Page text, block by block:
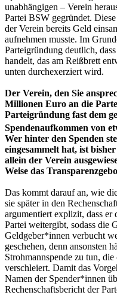
unabhängigen – Verein
Partei BSW gegründet.
der Verein bereits Geld
aufnehmen musste. Im
Parteigründung deutlich,
handelt, das am Reißbrett
unten durchexerziert wird.
Der Verein, den Sie
Millionen Euro an die
Parteigründung fast dem
Spendenaufkommen von
Wer hinter den Spenden
eingesammelt hat, ist
allein der Verein
Weise das
Das kommt darauf an, wie
sie später in den
argumentiert explizit, dass
Partei weitergibt, sodass die
Geldgeber*innen verbucht
geschehen, denn ansonsten
Strohmannspende zu tun,
verschleiert. Damit das
Namen der Spender*innen
Rechenschaftsbericht der